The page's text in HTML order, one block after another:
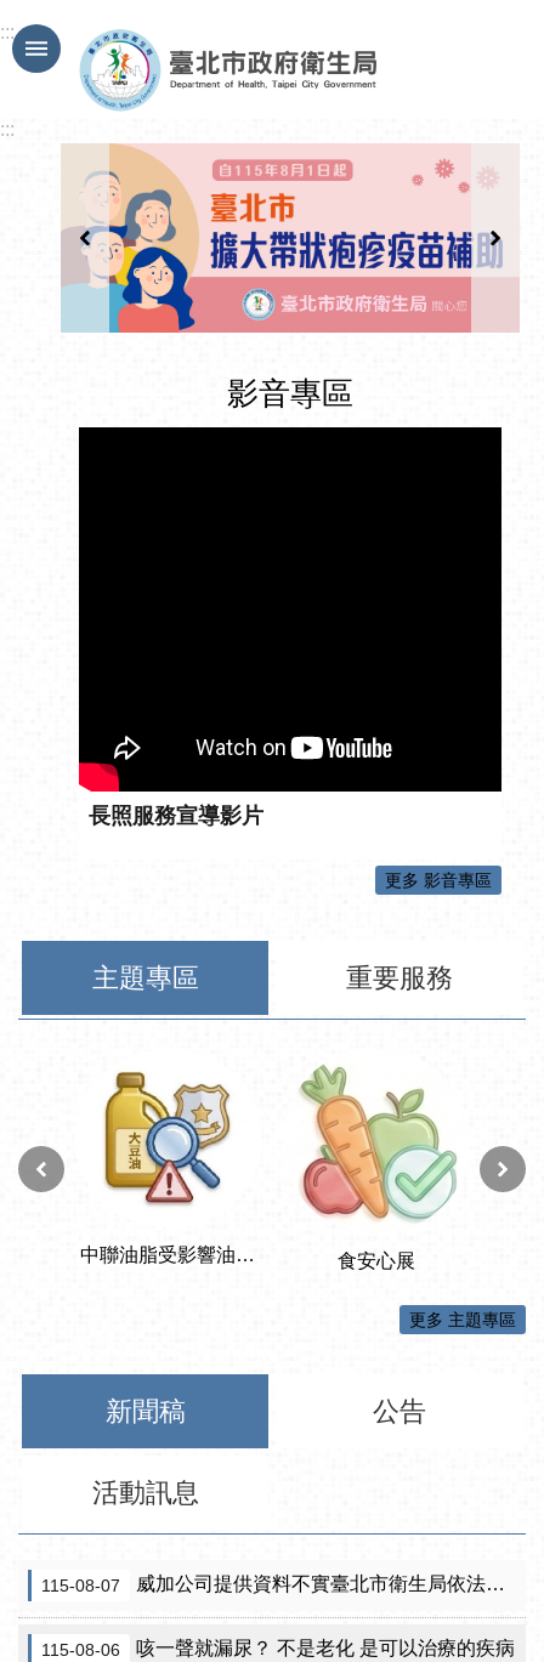
跳到主要內容區塊
:::
:::
影音專區
長照服務宣導影片
更多 影音專區
主題專區 重要服務
更多 主題專區
新聞稿 公告
活動訊息
115-08-07 威加公司提供資料不實臺北市衛生局依法重罰300萬元 續查苦茶油及原料下游
115-08-06 咳一聲就漏尿？ 不是老化 是可以治療的疾病